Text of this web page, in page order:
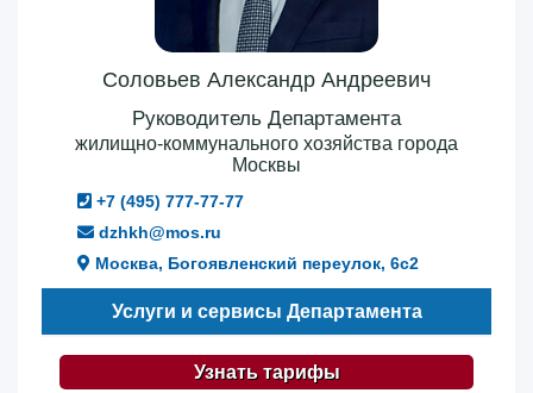
Соловьев Александр Андреевич
Руководитель Департамента
жилищно-коммунального хозяйства города
Москвы
+7 (495) 777-77-77
dzhkh@mos.ru
Москва, Богоявленский переулок, 6с2
Услуги и сервисы Департамента
Узнать тарифы